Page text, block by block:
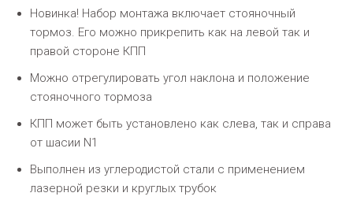
Новинка! Набор монтажа включает стояночный
тормоз. Его можно прикрепить как на левой так и
правой стороне КПП
Можно отрегулировать угол наклона и положение
стояночного тормоза
КПП может быть установлено как слева, так и справа
от шасии N1
Выполнен из углеродистой стали с применением
лазерной резки и круглых трубок